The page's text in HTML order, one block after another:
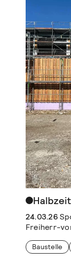
24.03.26
Freiherr-
Baustelle